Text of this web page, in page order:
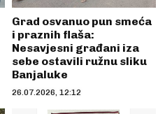
Grad osvanuo pun smeća
i praznih flaša:
Nesavjesni građani iza
sebe ostavili ružnu sliku
Banjaluke
26.07.2026, 12:12